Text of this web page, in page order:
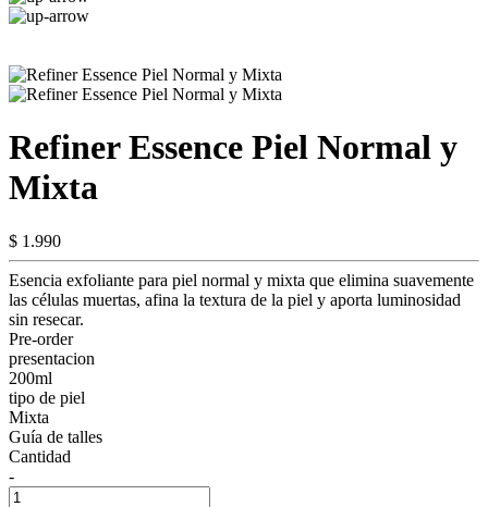
Refiner Essence Piel Normal y
Mixta
$ 1.990
Esencia exfoliante para piel normal y mixta que elimina suavemente
las células muertas, afina la textura de la piel y aporta luminosidad
sin resecar.
Pre-order
presentacion
200ml
tipo de piel
Mixta
Guía de talles
Cantidad
-